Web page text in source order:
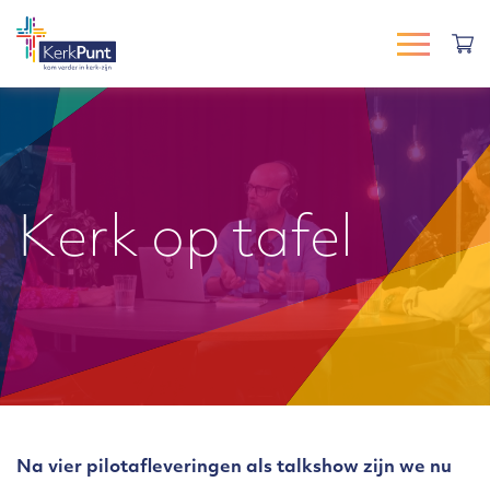
Kerk op tafel
Na vier pilotafleveringen als talkshow zijn we nu